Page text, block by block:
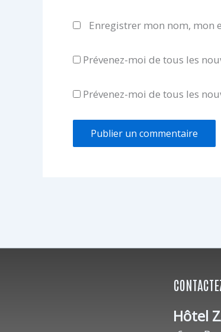
Enregistrer mon nom, mon
Prévenez-moi de tous les
Prévenez-moi de tous les
Hôtel